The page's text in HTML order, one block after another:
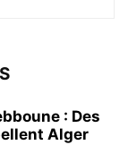
: Des
Alger